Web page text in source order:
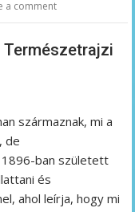
a comment
Természetrajzi
származnak, mi a
de
ban született
és
ahol leírja, hogy mi